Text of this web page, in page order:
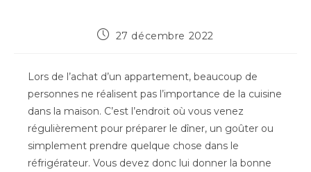
Publication
27 décembre 2022
Lors de l’achat d’un appartement, beaucoup de
personnes ne réalisent pas l’importance de la cuisine
dans la maison. C’est l’endroit où vous venez
régulièrement pour préparer le dîner, un goûter ou
simplement prendre quelque chose dans le
réfrigérateur. Vous devez donc lui donner la bonne